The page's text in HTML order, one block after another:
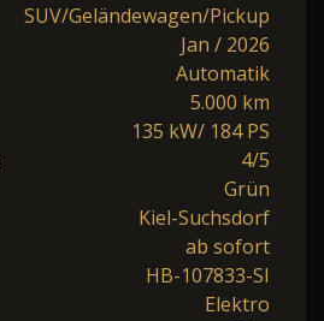
SUV/Geländewagen/Pickup
Jan / 2026
Automatik
5.000 km
135 kW/ 184 PS
4/5
Grün
Kiel-Suchsdorf
ab sofort
HB-107833-SI
Elektro